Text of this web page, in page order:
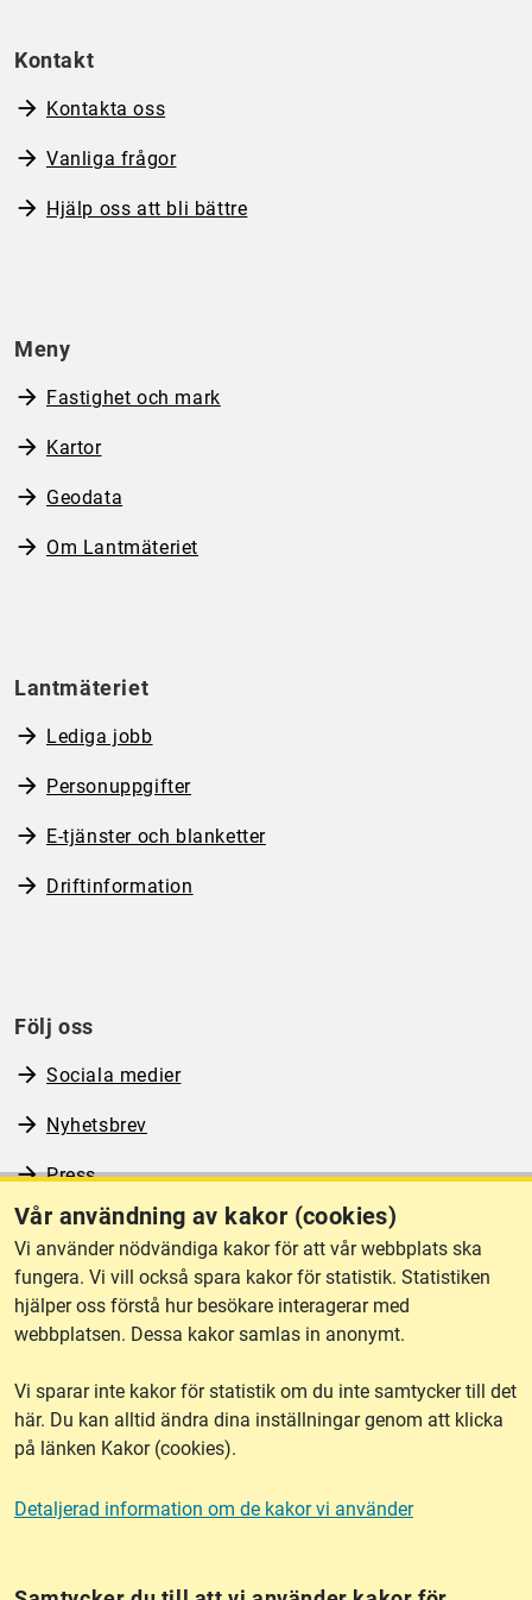
Vår användning av kakor (cookies)
Vi använder nödvändiga kakor för att vår webbplats ska
fungera. Vi vill också spara kakor för statistik. Statistiken
hjälper oss förstå hur besökare interagerar med
webbplatsen. Dessa kakor samlas in anonymt.
Vi sparar inte kakor för statistik om du inte samtycker till det
här. Du kan alltid ändra dina inställningar genom att klicka
på länken Kakor (cookies).
Detaljerad information om de kakor vi använder
Kontakt
Kontakta oss
Vanliga frågor
Hjälp oss att bli bättre
Meny
Fastighet och mark
Kartor
Geodata
Om Lantmäteriet
Lantmäteriet
Lediga jobb
Personuppgifter
E-tjänster och blanketter
Driftinformation
Följ oss
Sociala medier
Nyhetsbrev
Press
RSS
Om webbplatsen
Tillgänglighet
Other languages
Kakor (cookies)